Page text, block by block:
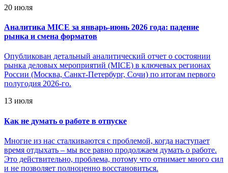
20 июля
Аналитика MICE за январь-июнь 2026 года: падение
рынка и смена форматов
Опубликован детальный аналитический отчет о состоянии
рынка деловых мероприятий (MICE) в ключевых регионах
России (Москва, Санкт-Петербург, Сочи) по итогам первого
полугодия 2026-го.
13 июля
Как не думать о работе в отпуске
Многие из нас сталкиваются с проблемой, когда наступает
время отдыхать – мы все равно продолжаем думать о работе.
Это действительно, проблема, потому что отнимает много сил
и не позволяет полноценно восстановиться.